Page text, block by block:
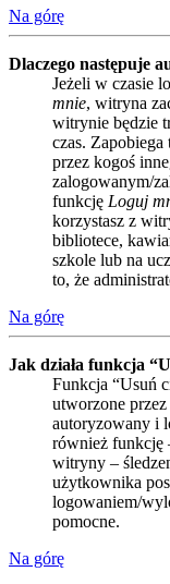
Na górę
Dlaczego następuje
Jeżeli w czasie
mnie, witryna
witrynie będzie
czas.
przez kogoś
zalogowanym/
funkcję Loguj
korzystasz z
bibliotece,
szkole lub na
to, że
Na górę
Jak działa funkcja
Funkcja “Usuń
utworzone
autoryzowany i
również funkcję
witryny –
użytkownika
logowaniem/
pomocne.
Na górę